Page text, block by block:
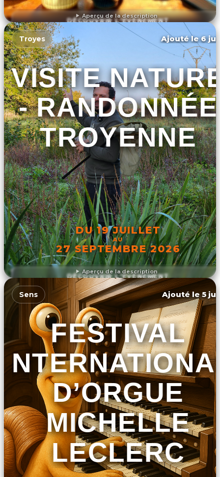
Aperçu de la description
DÉCOUVRIR L'ÉVÉNEMENT
Aperçu de la description
Troyes Ajouté le 6
VISITE
- RANDONNÉE
TROYENNE
DU 19 JUILLET
AU
27 SEPTEMBRE 2026
DÉCOUVRIR L'ÉVÉNEMENT
Sens Ajouté le 5
FESTIVAL
D’ORGUE
MICHELLE
LECLERC